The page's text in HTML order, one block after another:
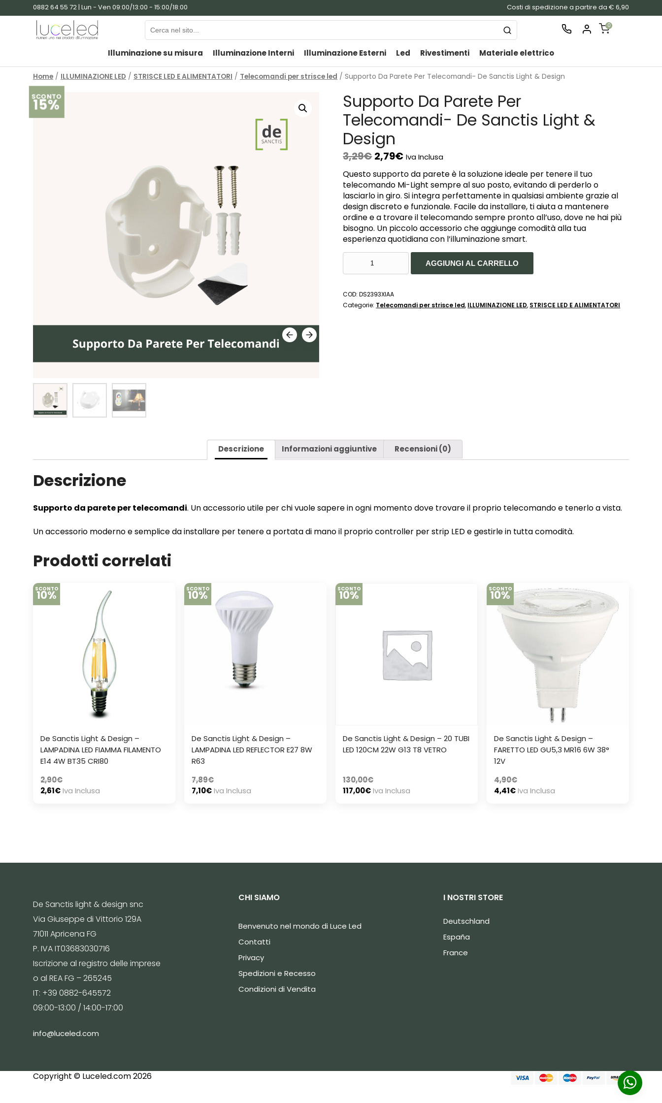
0882 64 55 72 | Lun - Ven 09:00/13:00 - 15:00/18:00 Costi di spedizione a partire da € 6,90
0
CART
Illuminazione su misura Illuminazione Interni Illuminazione Esterni Led Rivestimenti Materiale elettrico
Home / ILLUMINAZIONE LED / STRISCE LED E ALIMENTATORI / Telecomandi per strisce led / Supporto Da Parete Per Telecomandi- De Sanctis Light & Design
SCONTO
15%
Supporto Da Parete Per
Telecomandi- De Sanctis Light &
Design
3,29€ 2,79€ Iva Inclusa
Questo supporto da parete è la soluzione ideale per tenere il tuo
telecomando Mi-Light sempre al suo posto, evitando di perderlo o
lasciarlo in giro. Si integra perfettamente in qualsiasi ambiente grazie al
design discreto e funzionale. Facile da installare, ti aiuta a mantenere
ordine e a trovare il telecomando sempre pronto all’uso, dove ne hai più
bisogno. Un piccolo accessorio che aggiunge comodità alla tua
esperienza quotidiana con l’illuminazione smart.
PER
TELECOMANDI-
AGGIUNGI AL CARRELLO
COD:DS2393XIAA
Categorie: Telecomandi per strisce led, ILLUMINAZIONE LED, STRISCE LED E ALIMENTATORI
Descrizione Informazioni aggiuntive Recensioni (0)
Descrizione
Supporto da parete per telecomandi. Un accessorio utile per chi vuole sapere in ogni momento dove trovare il proprio telecomando e tenerlo a vista.
Un accessorio moderno e semplice da installare per tenere a portata di mano il proprio controller per strip LED e gestirle in tutta comodità.
Prodotti correlati
SCONTO
10%
De Sanctis Light & Design –
LAMPADINA LED FIAMMA FILAMENTO
E14 4W BT35 CRI80
2,90€
2,61€Iva Inclusa
SCONTO
10%
De Sanctis Light & Design –
LAMPADINA LED REFLECTOR E27 8W
R63
7,89€
7,10€Iva Inclusa
SCONTO
10%
De Sanctis Light & Design – 20 TUBI
LED 120CM 22W G13 T8 VETRO
130,00€
117,00€Iva Inclusa
SCONTO
10%
De Sanctis Light & Design –
FARETTO LED GU5,3 MR16 6W 38°
12V
4,90€
4,41€Iva Inclusa
De Sanctis light & design snc
Via Giuseppe di Vittorio 129A
71011 Apricena FG
P. IVA IT03683030716
Iscrizione al registro delle imprese
o al REA FG – 265245
IT: +39 0882-645572
09:00-13:00 / 14:00-17:00
info@luceled.com
CHI SIAMO
Benvenuto nel mondo di Luce Led
Contatti
Privacy
Spedizioni e Recesso
Condizioni di Vendita
I NOSTRI STORE
Deutschland
España
France
Copyright © Luceled.com 2026